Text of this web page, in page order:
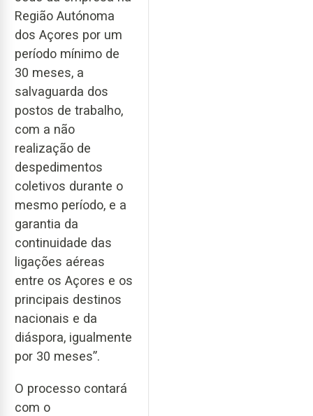
Região Autónoma
dos Açores por um
período mínimo de
30 meses, a
salvaguarda dos
postos de trabalho,
com a não
realização de
despedimentos
coletivos durante o
mesmo período, e a
garantia da
continuidade das
ligações aéreas
entre os Açores e os
principais destinos
nacionais e da
diáspora, igualmente
por 30 meses”.
O processo contará
com o